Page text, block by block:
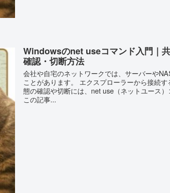
Windowsのnet useコマンド入門｜
確認・切断方法
会社や自宅のネットワークでは、サーバーや
ことがあります。 エクスプローラーから接続
態の確認や切断には、net use（ネットユース）
この記事...